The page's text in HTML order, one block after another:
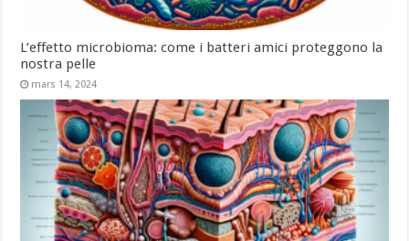
L’effetto microbioma: come i batteri amici proteggono la
nostra pelle
mars 14, 2024